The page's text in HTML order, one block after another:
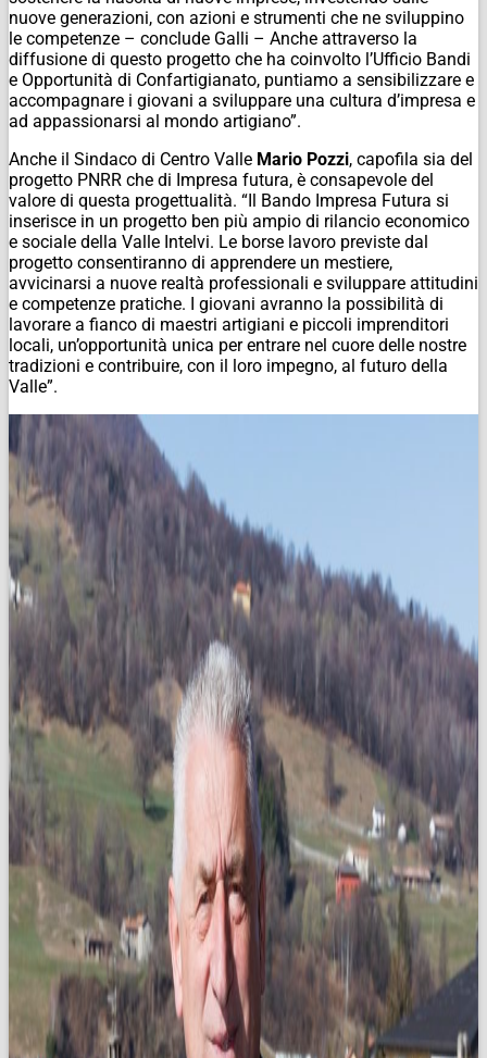
nuove generazioni, con azioni e strumenti che ne sviluppino
le competenze – conclude Galli – Anche attraverso la
diffusione di questo progetto che ha coinvolto l’Ufficio Bandi
e Opportunità di Confartigianato, puntiamo a sensibilizzare e
accompagnare i giovani a sviluppare una cultura d’impresa e
ad appassionarsi al mondo artigiano”.
Anche il Sindaco di Centro Valle Mario Pozzi, capofila sia del
progetto PNRR che di Impresa futura, è consapevole del
valore di questa progettualità. “Il Bando Impresa Futura si
inserisce in un progetto ben più ampio di rilancio economico
e sociale della Valle Intelvi. Le borse lavoro previste dal
progetto consentiranno di apprendere un mestiere,
avvicinarsi a nuove realtà professionali e sviluppare attitudini
e competenze pratiche. I giovani avranno la possibilità di
lavorare a fianco di maestri artigiani e piccoli imprenditori
locali, un’opportunità unica per entrare nel cuore delle nostre
tradizioni e contribuire, con il loro impegno, al futuro della
Valle”.